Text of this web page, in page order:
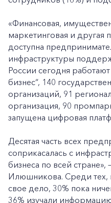
«Финансовая,
маркетинговая и другая
доступна
инфраструктуры
России сегодня
бизнес“, 140
организаций, 91
организация, 90
запущена цифровая
Десятая часть всех
соприкасалась с
бизнеса по всей стране»,
Илюшникова. Среди тех,
свое дело, 30% пока
36% изучали